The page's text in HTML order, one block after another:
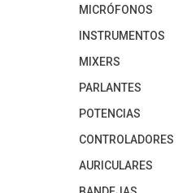
MICRÓFONOS
INSTRUMENTOS
MIXERS
PARLANTES
POTENCIAS
CONTROLADORES
AURICULARES